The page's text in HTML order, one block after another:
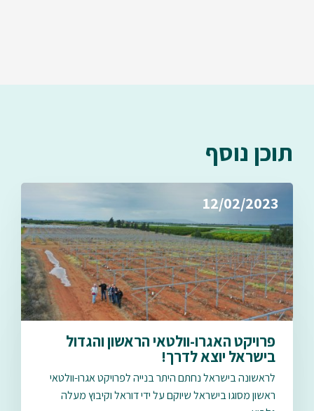
תוכן נוסף
12/02/2023
פרויקט האגרו-וולטאי הראשון והגדול
בישראל יוצא לדרך!
לראשונה בישראל נחתם היתר בנייה לפרויקט אגרו-וולטאי
ראשון מסוגו בישראל שיוקם על ידי דוראל וקיבוץ מעלה